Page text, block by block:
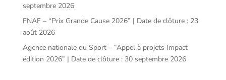
septembre 2026
FNAF – “Prix Grande Cause 2026” | Date de clôture : 23
août 2026
Agence nationale du Sport – “Appel à projets Impact
édition 2026” | Date de clôture : 30 septembre 2026